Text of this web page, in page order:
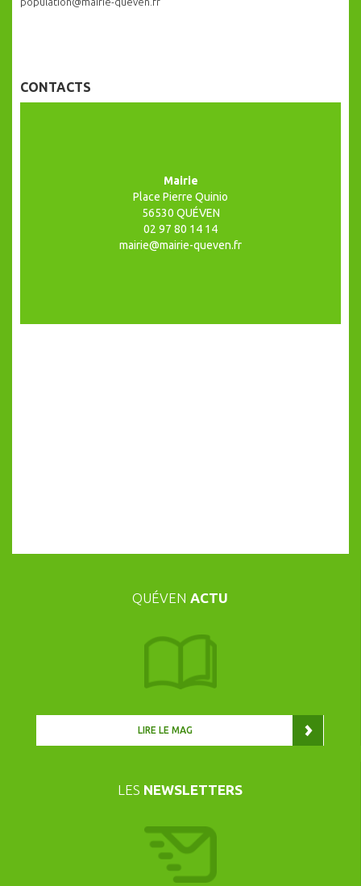
CONTACTS
Mairie
Place Pierre Quinio
56530 QUÉVEN
02 97 80 14 14
mairie@mairie-queven.fr
QUÉVEN ACTU
LIRE LE MAG
LES NEWSLETTERS